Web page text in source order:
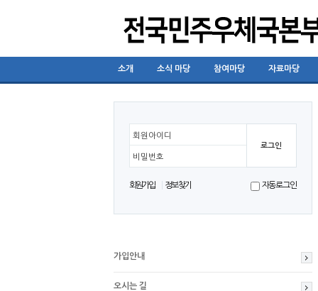
소개 소식 마당 참여마당 자료마당
회원아이디
비밀번호
회원가입 정보찾기 자동로그인
가입안내
오시는 길